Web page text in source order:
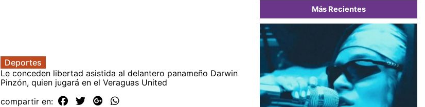
Deportes
Le conceden libertad asistida al delantero panameño Darwin
Pinzón, quien jugará en el Veraguas United
compartir en:
Más Recientes